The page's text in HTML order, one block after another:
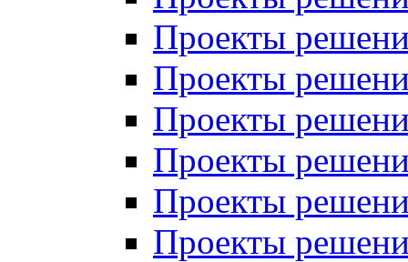
Проекты
Проекты
Проекты
Проекты
Проекты
Проекты